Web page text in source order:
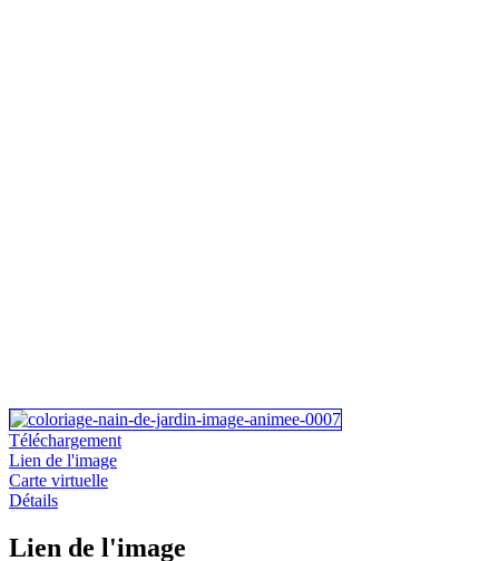
Téléchargement
Lien de l'image
Carte virtuelle
Détails
Lien de l'image